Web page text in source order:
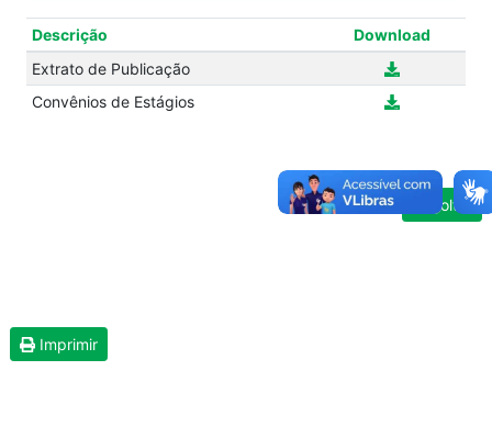
Descrição
Download
Extrato de Publicação
Convênios de Estágios
Voltar
Imprimir